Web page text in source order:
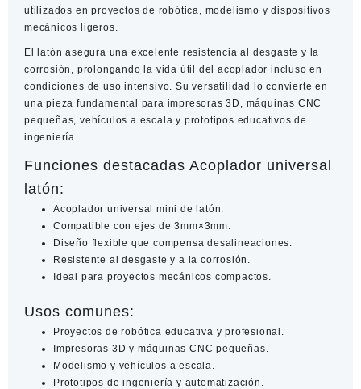
utilizados en proyectos de robótica, modelismo y dispositivos
mecánicos ligeros.
El latón asegura una excelente resistencia al desgaste y la
corrosión, prolongando la vida útil del acoplador incluso en
condiciones de uso intensivo. Su versatilidad lo convierte en
una pieza fundamental para impresoras 3D, máquinas CNC
pequeñas, vehículos a escala y prototipos educativos de
ingeniería.
Funciones destacadas Acoplador universal
latón:
Acoplador universal mini de latón.
Compatible con ejes de 3mm×3mm.
Diseño flexible que compensa desalineaciones.
Resistente al desgaste y a la corrosión.
Ideal para proyectos mecánicos compactos.
Usos comunes:
Proyectos de robótica educativa y profesional.
Impresoras 3D y máquinas CNC pequeñas.
Modelismo y vehículos a escala.
Prototipos de ingeniería y automatización.